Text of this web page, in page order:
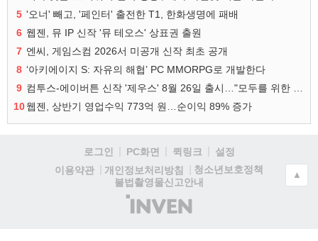
5 '오너' 빼고, '페인터' 출전한 T1, 한화생명에 패배
6 웹젠, 뮤 IP 신작 '뮤 테오스' 상표권 출원
7 엔씨, 게임스컴 2026서 미공개 신작 최초 공개
8 ‘아키에이지 S: 자유의 해협’ PC MMORPG로 개발한다
9
10웹젠, 상반기 영업수익 773억 원…순이익 89% 증가
로그인 PC화면 퀵링크
설정
이용약관
개인정보처리방침
청소년보호정책
불법촬영물신고안내
(주)
인
▲